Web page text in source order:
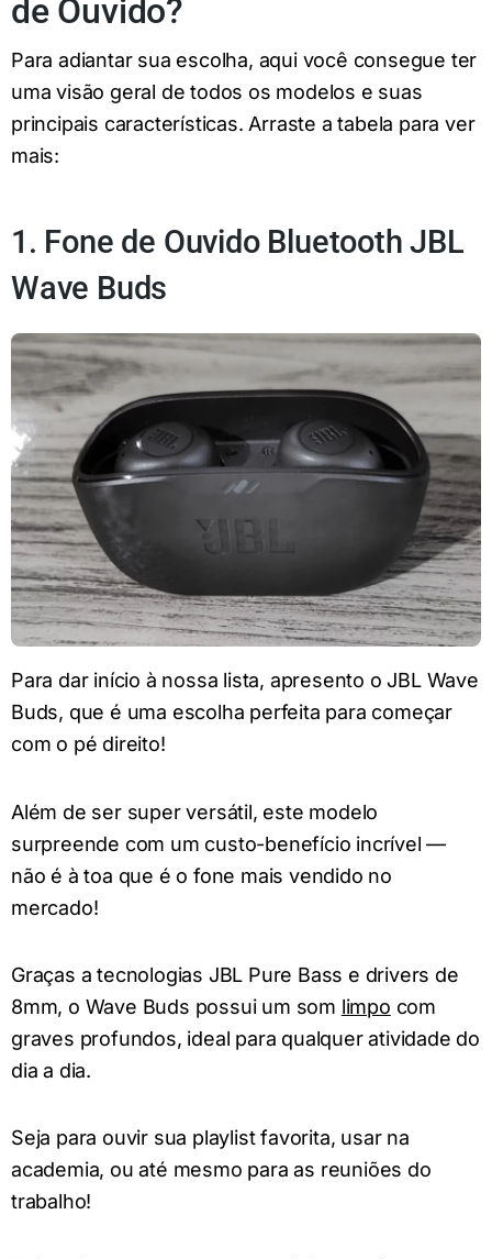
de Ouvido?
Para adiantar sua escolha, aqui você consegue ter
uma visão geral de todos os modelos e suas
principais características. Arraste a tabela para ver
mais:
1. Fone de Ouvido Bluetooth JBL
Wave Buds
Para dar início à nossa lista, apresento o JBL Wave
Buds, que é uma escolha perfeita para começar
com o pé direito!
Além de ser super versátil, este modelo
surpreende com um custo-benefício incrível —
não é à toa que é o fone mais vendido no
mercado!
Graças a tecnologias JBL Pure Bass e drivers de
8mm, o Wave Buds possui um som limpo com
graves profundos, ideal para qualquer atividade do
dia a dia.
Seja para ouvir sua playlist favorita, usar na
academia, ou até mesmo para as reuniões do
trabalho!